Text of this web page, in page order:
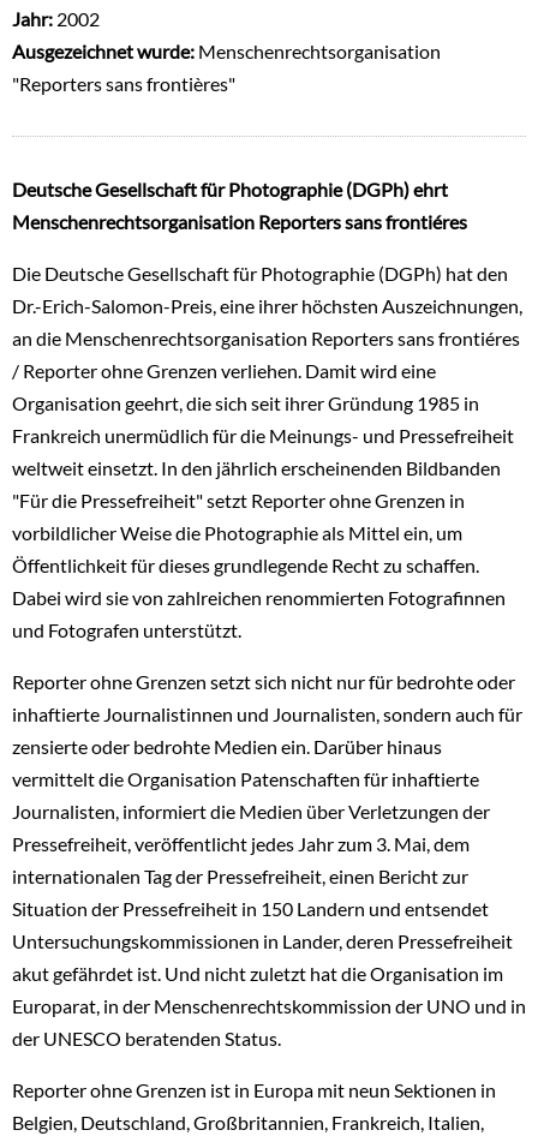
Jahr: 2002
Ausgezeichnet wurde: Menschenrechtsorganisation
"Reporters sans frontières"
Deutsche Gesellschaft für Photographie (DGPh) ehrt
Menschenrechtsorganisation Reporters sans frontiéres
Die Deutsche Gesellschaft für Photographie (DGPh) hat den
Dr.-Erich-Salomon-Preis, eine ihrer höchsten Auszeichnungen,
an die Menschenrechtsorganisation Reporters sans frontiéres
/ Reporter ohne Grenzen verliehen. Damit wird eine
Organisation geehrt, die sich seit ihrer Gründung 1985 in
Frankreich unermüdlich für die Meinungs- und Pressefreiheit
weltweit einsetzt. In den jährlich erscheinenden Bildbanden
"Für die Pressefreiheit" setzt Reporter ohne Grenzen in
vorbildlicher Weise die Photographie als Mittel ein, um
Öffentlichkeit für dieses grundlegende Recht zu schaffen.
Dabei wird sie von zahlreichen renommierten Fotografinnen
und Fotografen unterstützt.
Reporter ohne Grenzen setzt sich nicht nur für bedrohte oder
inhaftierte Journalistinnen und Journalisten, sondern auch für
zensierte oder bedrohte Medien ein. Darüber hinaus
vermittelt die Organisation Patenschaften für inhaftierte
Journalisten, informiert die Medien über Verletzungen der
Pressefreiheit, veröffentlicht jedes Jahr zum 3. Mai, dem
internationalen Tag der Pressefreiheit, einen Bericht zur
Situation der Pressefreiheit in 150 Landern und entsendet
Untersuchungskommissionen in Lander, deren Pressefreiheit
akut gefährdet ist. Und nicht zuletzt hat die Organisation im
Europarat, in der Menschenrechtskommission der UNO und in
der UNESCO beratenden Status.
Reporter ohne Grenzen ist in Europa mit neun Sektionen in
Belgien, Deutschland, Großbritannien, Frankreich, Italien,